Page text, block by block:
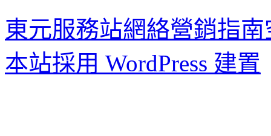
東元服務站網絡營銷指南
本站採用 WordPress 建置